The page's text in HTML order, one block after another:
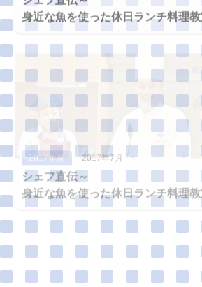
身近な魚を使った休日ランチ料理教
2017年度 2017年7月
シェフ直伝～
身近な魚を使った休日ランチ料理教